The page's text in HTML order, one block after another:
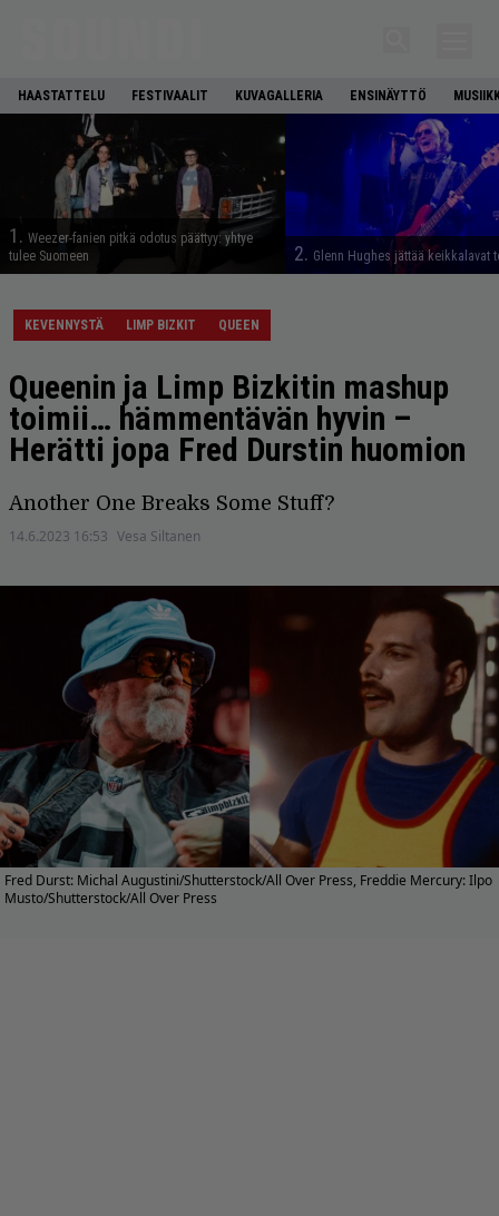
HAASTATTELU FESTIVAALIT KUVAGALLERIA ENSINÄYTTÖ
1. Weezer-fanien pitkä odotus päättyy: yhtye
tulee Suomeen
2. Glenn Hughes jättää keikkalavat
KEVENNYSTÄ LIMP BIZKIT QUEEN
Queenin ja Limp Bizkitin mashup
toimii… hämmentävän hyvin –
Herätti jopa Fred Durstin huomion
Another One Breaks Some Stuff?
14.6.2023 16:53 Vesa Siltanen
Fred Durst: Michal Augustini/Shutterstock/All Over Press, Freddie Mercury: Ilpo
Musto/Shutterstock/All Over Press